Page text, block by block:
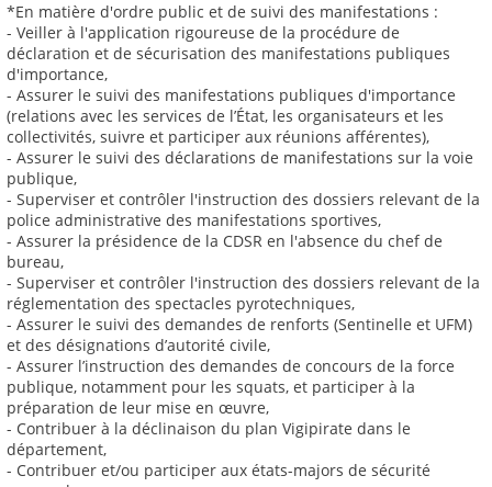
*En matière d'ordre public et de suivi des manifestations :
- Veiller à l'application rigoureuse de la procédure de
déclaration et de sécurisation des manifestations publiques
d'importance,
- Assurer le suivi des manifestations publiques d'importance
(relations avec les services de l’État, les organisateurs et les
collectivités, suivre et participer aux réunions afférentes),
- Assurer le suivi des déclarations de manifestations sur la voie
publique,
- Superviser et contrôler l'instruction des dossiers relevant de la
police administrative des manifestations sportives,
- Assurer la présidence de la CDSR en l'absence du chef de
bureau,
- Superviser et contrôler l'instruction des dossiers relevant de la
réglementation des spectacles pyrotechniques,
- Assurer le suivi des demandes de renforts (Sentinelle et UFM)
et des désignations d’autorité civile,
- Assurer l’instruction des demandes de concours de la force
publique, notamment pour les squats, et participer à la
préparation de leur mise en œuvre,
- Contribuer à la déclinaison du plan Vigipirate dans le
département,
- Contribuer et/ou participer aux états-majors de sécurité